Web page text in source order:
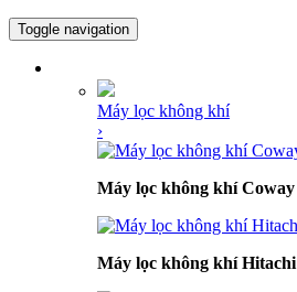
Toggle navigation
Máy lọc không khí
›
Máy lọc không khí Coway
Máy lọc không khí Hitachi